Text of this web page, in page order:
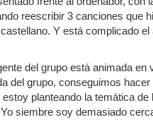
reescribir 3 canciones que
Y está complicado el
del grupo está animada en
del grupo, conseguimos hacer
planteando la temática de
siembre soy demasiado